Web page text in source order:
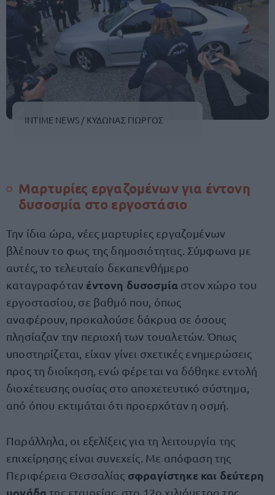
INTIME NEWS / ΚΥΔΩΝΑΣ ΓΙΩΡΓΟΣ
Μαρτυρίες εργαζομένων για έντονη
δυσοσμία στο εργοστάσιο
Την ίδια ώρα, νέες μαρτυρίες εργαζομένων
βλέπουν το φως της δημοσιότητας. Σύμφωνα με
αυτές, το τελευταίο δεκαπενθήμερο
καταγραφόταν έντονη δυσοσμία στον χώρο του
εργοστασίου, σε βαθμό που, όπως
αναφέρουν, προκαλούσε δάκρυα σε όσους
πλησίαζαν την περιοχή των τουαλετών. Όπως
υποστηρίζεται, είχαν γίνει σχετικές ενημερώσεις
προς τη διοίκηση, ενώ φέρεται να δόθηκε εντολή
διοχέτευσης ουσίας στο αποχετευτικό σύστημα,
από όπου εκτιμάται ότι προερχόταν η οσμή.
Παράλληλα, οι εξελίξεις για τη λειτουργία της
επιχείρησης είναι συνεχείς. Με απόφαση της
Περιφέρεια Θεσσαλίας σφραγίστηκε και δεύτερη
της εταιρείας, στο 12ο χιλιόμετρο της